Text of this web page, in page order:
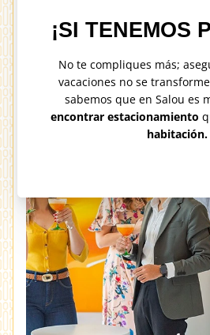
ES